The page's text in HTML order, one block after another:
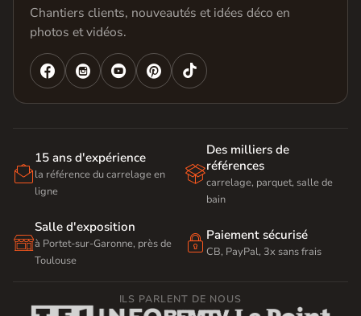
Chantiers clients, nouveautés et idées déco en
photos et vidéos.
   

15 ans d'expérience
la référence du carrelage en
ligne

Des milliers de
références
carrelage, parquet, salle de
bain

Salle d'exposition
à Portet-sur-Garonne, près de
Toulouse
 Paiement sécurisé
CB, PayPal, 3x sans frais
ILS PARLENT DE NOUS